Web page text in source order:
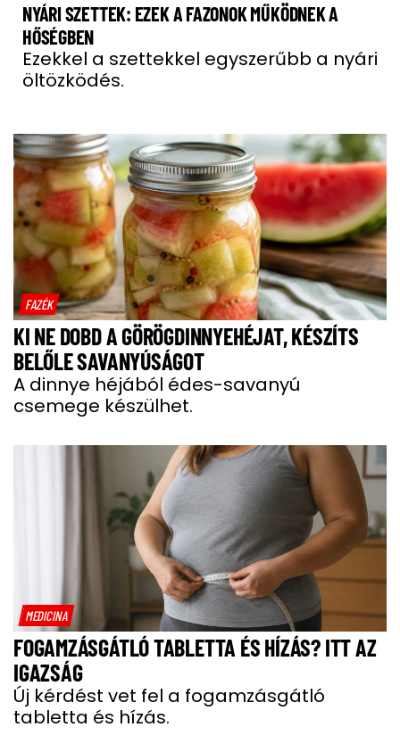
NYÁRI SZETTEK: EZEK A FAZONOK MŰKÖDNEK A
HŐSÉGBEN
Ezekkel a szettekkel egyszerűbb a nyári
öltözködés.
FAZÉK
KI NE DOBD A GÖRÖGDINNYEHÉJAT, KÉSZÍTS
BELŐLE SAVANYÚSÁGOT
A dinnye héjából édes-savanyú
csemege készülhet.
MEDICINA
FOGAMZÁSGÁTLÓ TABLETTA ÉS HÍZÁS? ITT AZ
IGAZSÁG
Új kérdést vet fel a fogamzásgátló
tabletta és hízás.